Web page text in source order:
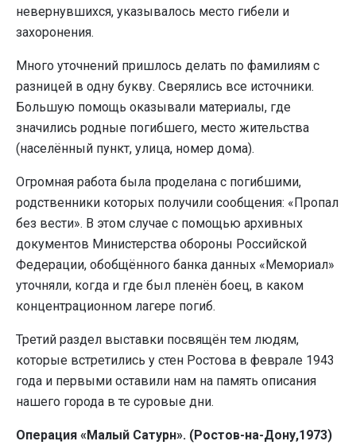
невернувшихся, указывалось место гибели и
захоронения.
Много уточнений пришлось делать по фамилиям с
разницей в одну букву. Сверялись все источники.
Большую помощь оказывали материалы, где
значились родные погибшего, место жительства
(населённый пункт, улица, номер дома).
Огромная работа была проделана с погибшими,
родственники которых получили сообщения: «Пропал
без вести». В этом случае с помощью архивных
документов Министерства обороны Российской
Федерации, обобщённого банка данных «Мемориал»
уточняли, когда и где был пленён боец, в каком
концентрационном лагере погиб.
Третий раздел выставки посвящён тем людям,
которые встретились у стен Ростова в феврале 1943
года и первыми оставили нам на память описания
нашего города в те суровые дни.
Операция «Малый Сатурн». (Ростов-на-Дону,1973)